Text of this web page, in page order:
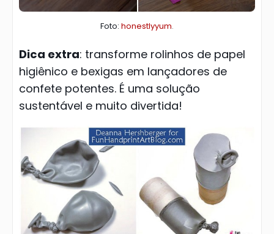
Foto: honestlyyum.
Dica extra: transforme rolinhos de papel
higiênico e bexigas em lançadores de
confete potentes. É uma solução
sustentável e muito divertida!